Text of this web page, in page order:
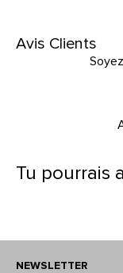
Avis Clients
Tu pourrais
NEWSLETTER